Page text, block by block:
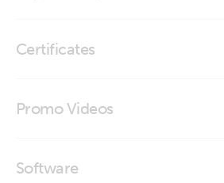
Interface MK3-USB (VE.Bus to
Certificates
ISO9001 certificate
Promo Videos
Software